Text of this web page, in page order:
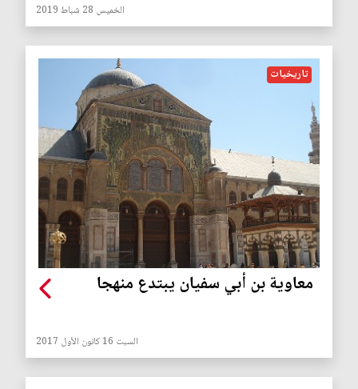
الخميس 28 شباط 2019
تاريخيات
معاوية بن أبي سفيان يبتدع منهجا
السبت 16 كانون الأول 2017